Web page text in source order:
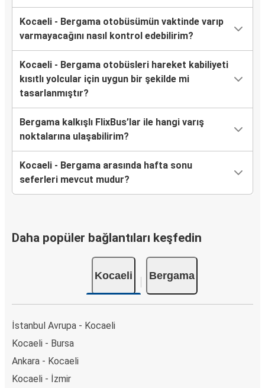
Kocaeli - Bergama otobüsümün vaktinde varıp
varmayacağını nasıl kontrol edebilirim?
Kocaeli - Bergama otobüsleri hareket kabiliyeti
kısıtlı yolcular için uygun bir şekilde mi
tasarlanmıştır?
Bergama kalkışlı FlixBus’lar ile hangi varış
noktalarına ulaşabilirim?
Kocaeli - Bergama arasında hafta sonu
seferleri mevcut mudur?
Daha popüler bağlantıları keşfedin
Kocaeli Bergama
İstanbul Avrupa - Kocaeli
Kocaeli - Bursa
Ankara - Kocaeli
Kocaeli - İzmir